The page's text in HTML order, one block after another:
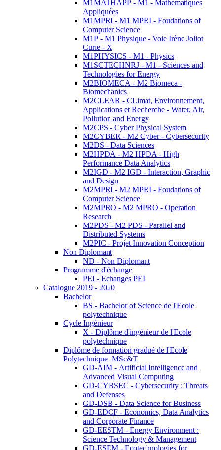
M1MATHAPP - M1 - Mathématiques
Appliquées
M1MPRI - M1 MPRI - Foudations of
Computer Science
M1P - M1 Physique - Voie Irène Joliot
Curie - X
M1PHYSICS - M1 - Physics
M1SCTECHNRJ - M1 - Sciences and
Technologies for Energy
M2BIOMECA - M2 Biomeca -
Biomechanics
M2CLEAR - CLimat, Environnement,
Applications et Recherche - Water, Air,
Pollution and Energy
M2CPS - Cyber Physical System
M2CYBER - M2 Cyber - Cybersecurity
M2DS - Data Sciences
M2HPDA - M2 HPDA - High
Performance Data Analytics
M2IGD - M2 IGD - Interaction, Graphic
and Design
M2MPRI - M2 MPRI - Foudations of
Computer Science
M2MPRO - M2 MPRO - Operation
Research
M2PDS - M2 PDS - Parallel and
Distributed Systems
M2PIC - Projet Innovation Conception
Non Diplomant
ND - Non Diplomant
Programme d'échange
PEI - Echanges PEI
Catalogue 2019 - 2020
Bachelor
BS - Bachelor of Science de l'Ecole
polytechnique
Cycle Ingénieur
X - Diplôme d'ingénieur de l'Ecole
polytechnique
Diplôme de formation gradué de l'Ecole
Polytechnique -MSc&T
GD-AIM - Artificial Intelligence and
Advanced Visual Computing
GD-CYBSEC - Cybersecurity : Threats
and Defenses
GD-DSB - Data Science for Business
GD-EDCF - Economics, Data Analytics
and Corporate Finance
GD-EESTM - Energy Environment :
Science Technology & Management
GD-ESEM - Ecotechnologies for